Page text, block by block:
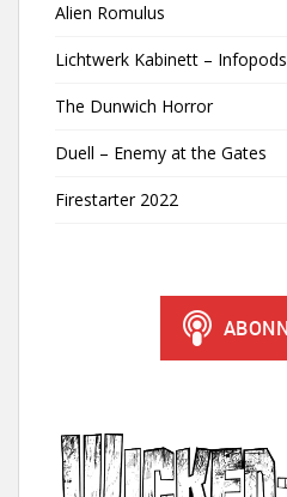
Alien Romulus
Lichtwerk Kabinett – Infopods
The Dunwich Horror
Duell – Enemy at the Gates
Firestarter 2022